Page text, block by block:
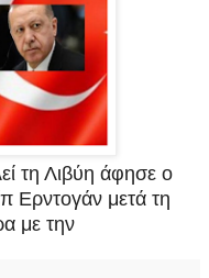
τη Λιβύη άφησε ο
Ερντογάν μετά τη
με την